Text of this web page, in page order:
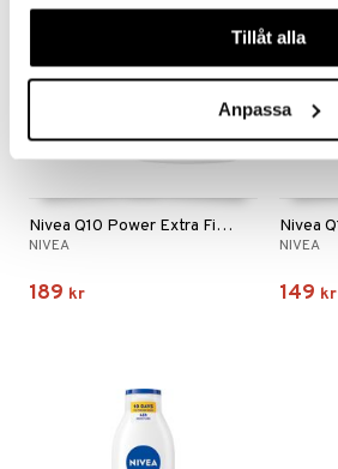
våra cookies vid fortsatt
Tillåt alla
Anpassa
Nivea Q10 Power Extra Firming Day Cream SPF30
NIVEA
189 kr
NIVEA
149 kr